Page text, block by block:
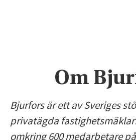
Om
Bjurfors är ett av Sveriges
privatägda
omkring 600 medarbetare